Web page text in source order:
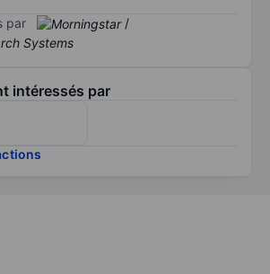
par /
intéressés par